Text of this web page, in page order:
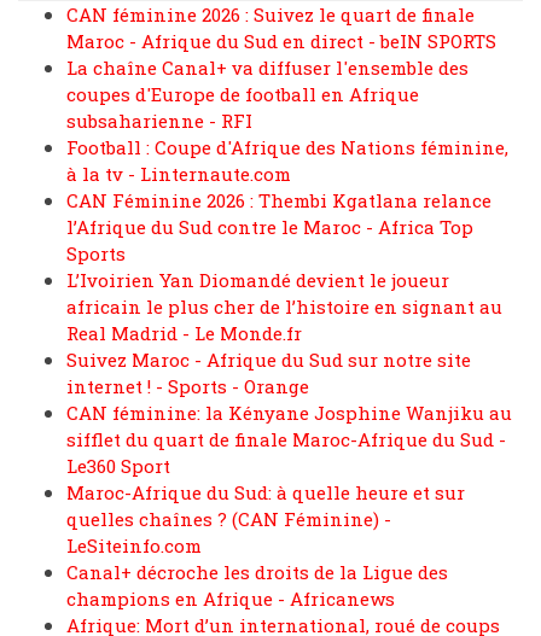
CAN féminine 2026 : Suivez le quart de finale
Maroc - Afrique du Sud en direct - beIN SPORTS
La chaîne Canal+ va diffuser l'ensemble des
coupes d'Europe de football en Afrique
subsaharienne - RFI
Football : Coupe d'Afrique des Nations féminine,
à la tv - Linternaute.com
CAN Féminine 2026 : Thembi Kgatlana relance
l’Afrique du Sud contre le Maroc - Africa Top
Sports
L’Ivoirien Yan Diomandé devient le joueur
africain le plus cher de l’histoire en signant au
Real Madrid - Le Monde.fr
Suivez Maroc - Afrique du Sud sur notre site
internet ! - Sports - Orange
CAN féminine: la Kényane Josphine Wanjiku au
sifflet du quart de finale Maroc-Afrique du Sud -
Le360 Sport
Maroc-Afrique du Sud: à quelle heure et sur
quelles chaînes ? (CAN Féminine) -
LeSiteinfo.com
Canal+ décroche les droits de la Ligue des
champions en Afrique - Africanews
Afrique: Mort d’un international, roué de coups